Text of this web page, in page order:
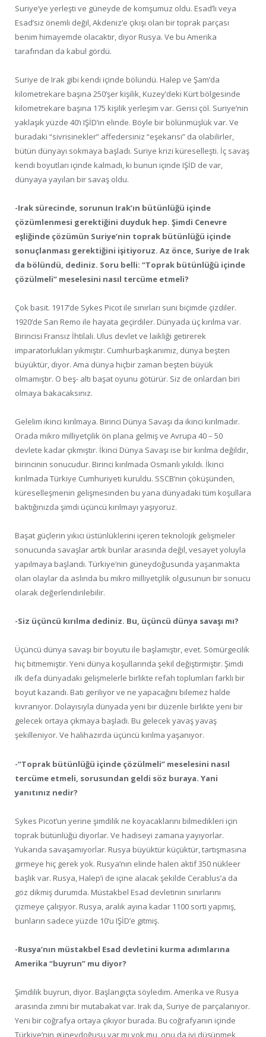
Suriye’ye yerleşti ve güneyde de komşumuz oldu. Esad’lı veya
Esad’sız önemli değil, Akdeniz’e çıkışı olan bir toprak parçası
benim himayemde olacaktır, diyor Rusya. Ve bu Amerika
tarafından da kabul gördü.
Suriye de Irak gibi kendi içinde bölündü. Halep ve Şam’da
kilometrekare başına 250’şer kişilik, Kuzey’deki Kürt bölgesinde
kilometrekare başına 175 kişilik yerleşim var. Gerisi çöl. Suriye’nin
yaklaşık yüzde 40’ı IŞİD’in elinde. Böyle bir bölünmüşlük var. Ve
buradaki “sivrisinekler” affedersiniz “eşekarısı” da olabilirler,
bütün dünyayı sokmaya başladı. Suriye krizi küreselleşti. İç savaş
kendi boyutları içinde kalmadı, ki bunun içinde IŞİD de var,
dünyaya yayılan bir savaş oldu.
-Irak sürecinde, sorunun Irak’ın bütünlüğü içinde
çözümlenmesi gerektiğini duyduk hep. Şimdi Cenevre
eşliğinde çözümün Suriye’nin toprak bütünlüğü içinde
sonuçlanması gerektiğini işitiyoruz. Az önce, Suriye de Irak
da bölündü, dediniz. Soru belli: “Toprak bütünlüğü içinde
çözülmeli” meselesini nasıl tercüme etmeli?
Çok basit. 1917’de Sykes Picot ile sınırları suni biçimde çizdiler.
1920’de San Remo ile hayata geçirdiler. Dünyada üç kırılma var.
Birincisi Fransız İhtilali. Ulus devlet ve laikliği getirerek
imparatorlukları yıkmıştır. Cumhurbaşkanımız, dünya beşten
büyüktür, diyor. Ama dünya hiçbir zaman beşten büyük
olmamıştır. O beş- altı başat oyunu götürür. Siz de onlardan biri
olmaya bakacaksınız.
Gelelim ikinci kırılmaya. Birinci Dünya Savaşı da ikinci kırılmadır.
Orada mikro milliyetçilik ön plana gelmiş ve Avrupa 40 – 50
devlete kadar çıkmıştır. İkinci Dünya Savaşı ise bir kırılma değildir,
birincinin sonucudur. Birinci kırılmada Osmanlı yıkıldı. İkinci
kırılmada Türkiye Cumhuriyeti kuruldu. SSCB’nin çöküşünden,
küreselleşmenin gelişmesinden bu yana dünyadaki tüm koşullara
baktığınızda şimdi üçüncü kırılmayı yaşıyoruz.
Başat güçlerin yıkıcı üstünlüklerini içeren teknolojik gelişmeler
sonucunda savaşlar artık bunlar arasında değil, vesayet yoluyla
yapılmaya başlandı. Türkiye’nin güneydoğusunda yaşanmakta
olan olaylar da aslında bu mikro milliyetçilik olgusunun bir sonucu
olarak değerlendirilebilir.
-Siz üçüncü kırılma dediniz. Bu, üçüncü dünya savaşı mı?
Üçüncü dünya savaşı bir boyutu ile başlamıştır, evet. Sömürgecilik
hiç bitmemiştir. Yeni dünya koşullarında şekil değiştirmiştir. Şimdi
ilk defa dünyadaki gelişmelerle birlikte refah toplumları farklı bir
boyut kazandı. Batı geriliyor ve ne yapacağını bilemez halde
kıvranıyor. Dolayısıyla dünyada yeni bir düzenle birlikte yeni bir
gelecek ortaya çıkmaya başladı. Bu gelecek yavaş yavaş
şekilleniyor. Ve halihazırda üçüncü kırılma yaşanıyor.
-“Toprak bütünlüğü içinde çözülmeli” meselesini nasıl
tercüme etmeli, sorusundan geldi söz buraya. Yani
yanıtınız nedir?
Sykes Picot’un yerine şimdilik ne koyacaklarını bilmedikleri için
toprak bütünlüğü diyorlar. Ve hadiseyi zamana yayıyorlar.
Yukarıda savaşamıyorlar. Rusya büyüktür küçüktür, tartışmasına
girmeye hiç gerek yok. Rusya’nın elinde halen aktif 350 nükleer
başlık var. Rusya, Halep’i de içine alacak şekilde Cerablus’a da
göz dikmiş durumda. Müstakbel Esad devletinin sınırlarını
çizmeye çalışıyor. Rusya, aralık ayına kadar 1100 sorti yapmış,
bunların sadece yüzde 10’u IŞİD’e gitmiş.
-Rusya’nın müstakbel Esad devletini kurma adımlarına
Amerika “buyrun” mu diyor?
Şimdilik buyrun, diyor. Başlangıçta söyledim. Amerika ve Rusya
arasında zımni bir mutabakat var. Irak da, Suriye de parçalanıyor.
Yeni bir coğrafya ortaya çıkıyor burada. Bu coğrafyanın içinde
Türkiye’nin güneydoğusu var mı yok mu, onu da iyi düşünmek